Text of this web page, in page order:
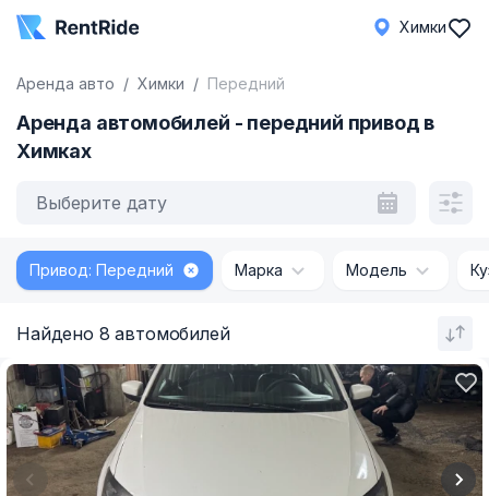
Химки
Аренда авто Химки Передний
Аренда автомобилей - передний привод в
Химках
Выберите дату
Привод: Передний Марка Модель
Найдено 8 автомобилей